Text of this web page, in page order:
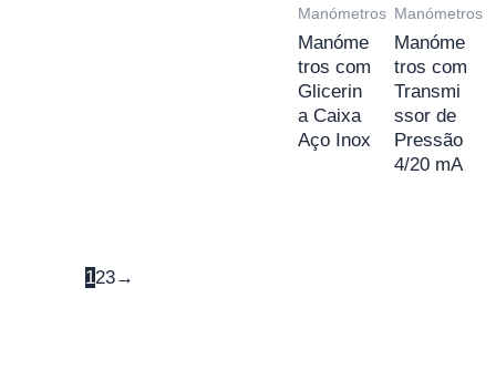
Manómetros
Manóme
tros com
Glicerin
a Caixa
Aço Inox
Manómetros
Manóme
tros com
Transmi
ssor de
Pressão
4/20 mA
123→